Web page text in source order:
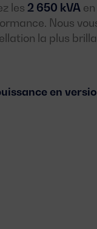
les 2 650 kVA
Nous
la plus
en